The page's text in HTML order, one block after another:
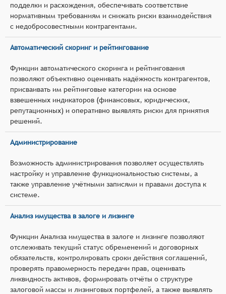
подделки и расхождения, обеспечивать соответствие
нормативным требованиям и снижать риски взаимодействия
с недобросовестными контрагентами.
Автоматический скоринг и рейтингование
Функции автоматического скоринга и рейтингования
позволяют объективно оценивать надёжность контрагентов,
присваивать им рейтинговые категории на основе
взвешенных индикаторов (финансовых, юридических,
репутационных) и оперативно выявлять риски для принятия
решений.
Администрирование
Возможность администрирования позволяет осуществлять
настройку и управление функциональностью системы, а
также управление учётными записями и правами доступа к
системе.
Анализ имущества в залоге и лизинге
Функции Анализа имущества в залоге и лизинге позволяют
отслеживать текущий статус обременений и договорных
обязательств, контролировать сроки действия соглашений,
проверять правомерность передачи прав, оценивать
ликвидность активов, формировать отчёты о структуре
залоговой массы и лизинговых портфелей, а также выявлять